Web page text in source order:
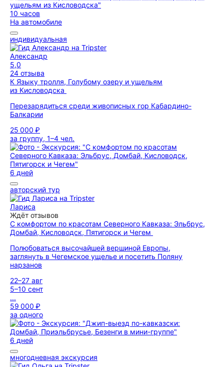
10 часов
На автомобиле
индивидуальная
Александр
5,0
24 отзыва
К Языку тролля, Голубому озеру и ущельям
из Кисловодска
Перезарядиться среди живописных гор Кабардино-
Балкарии
25 000 ₽
за группу, 1–4 чел.
6 дней
авторский тур
Лариса
Ждёт отзывов
С комфортом по красотам Северного Кавказа: Эльбрус,
Домбай, Кисловодск, Пятигорск и Чегем
Полюбоваться высочайшей вершиной Европы,
заглянуть в Чегемское ущелье и посетить Поляну
нарзанов
22–27 авг
5–10 сент
...
59 000 ₽
за одного
6 дней
многодневная экскурсия